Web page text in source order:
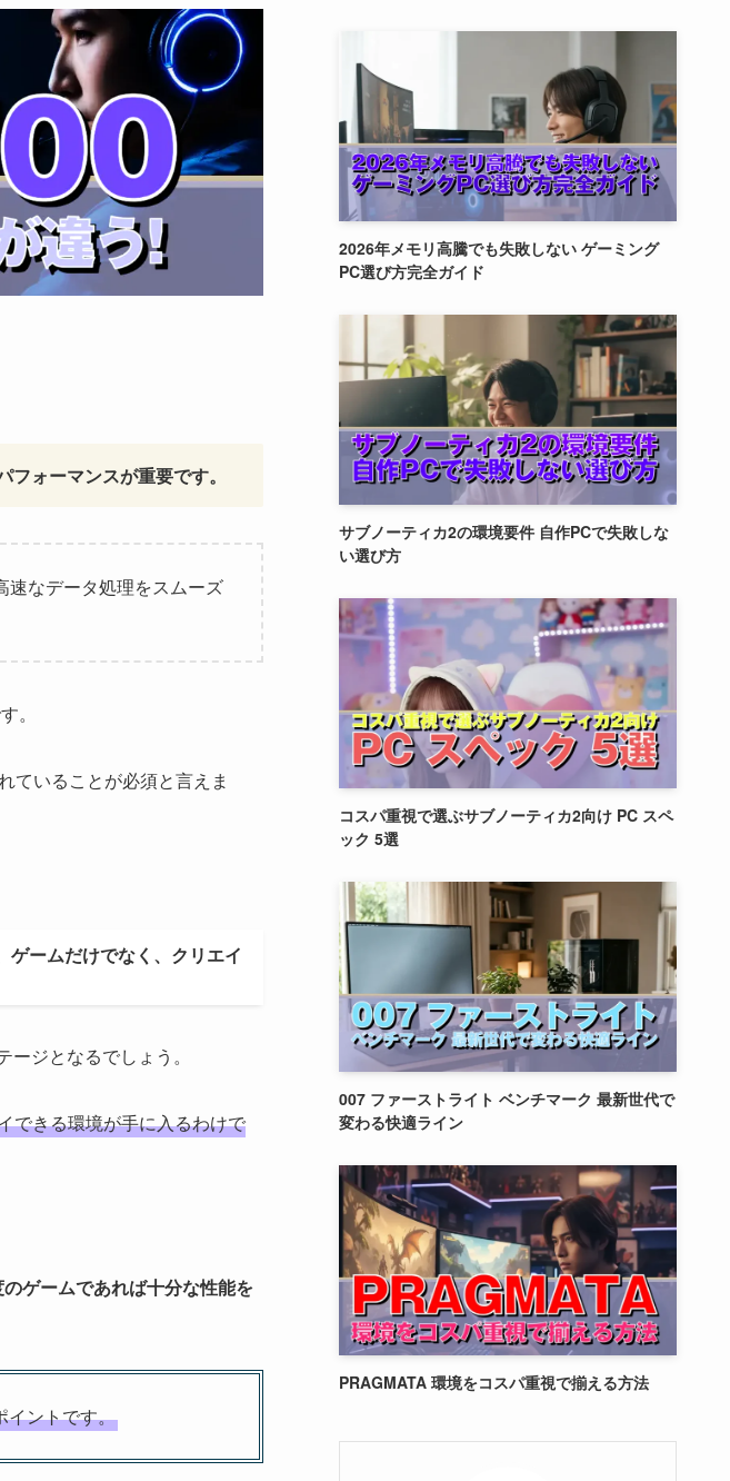
ォーマンスが重要です。
速なデータ処理をスムーズ
。
ていることが必須と言えま
ームだけでなく、クリエイ
ジとなるでしょう。
できる環境が手に入るわけで
ゲームであれば十分な性能を
イントです。
2026年メモリ高騰でも失敗しない ゲーミング
PC選び方完全ガイド
サブノーティカ2の環境要件 自作PCで失敗しな
い選び方
コスパ重視で選ぶサブノーティカ2向け PC スペ
ック 5選
007 ファーストライト ベンチマーク 最新世代で
変わる快適ライン
PRAGMATA 環境をコスパ重視で揃える方法